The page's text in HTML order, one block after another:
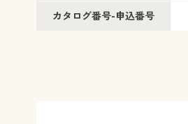
カタログ番号-申込番号